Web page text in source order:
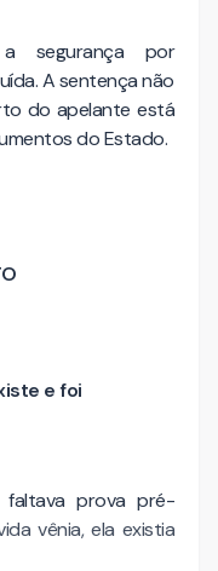
segurança por
A sentença não
do apelante está
do Estado.
e foi
faltava prova pré-
vênia, ela existia